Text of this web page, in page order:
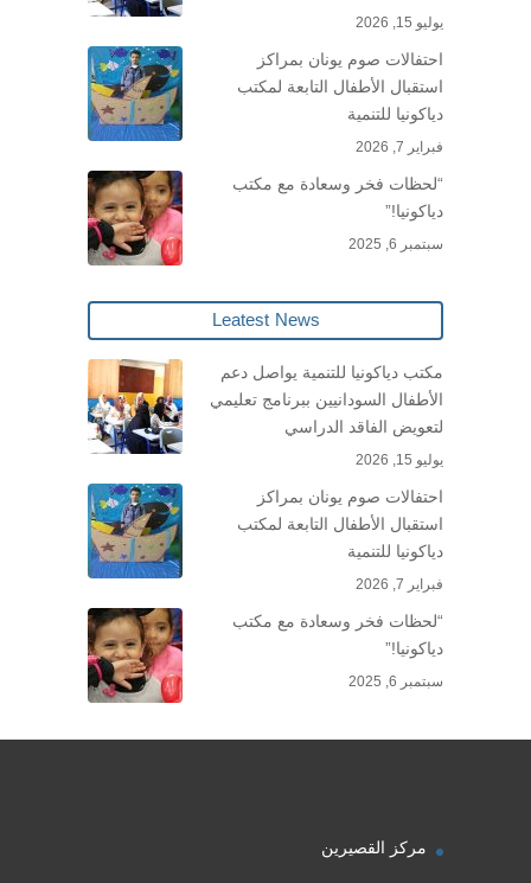
يوليو 15, 2026
احتفالات صوم يونان بمراكز
استقبال الأطفال التابعة لمكتب
دياكونيا للتنمية
فبراير 7, 2026
“لحظات فخر وسعادة مع مكتب
دياكونيا!”
سبتمبر 6, 2025
Leatest News
مكتب دياكونيا للتنمية يواصل دعم
الأطفال السودانيين ببرنامج تعليمي
لتعويض الفاقد الدراسي
يوليو 15, 2026
احتفالات صوم يونان بمراكز
استقبال الأطفال التابعة لمكتب
دياكونيا للتنمية
فبراير 7, 2026
“لحظات فخر وسعادة مع مكتب
دياكونيا!”
سبتمبر 6, 2025
مركز القصيرين